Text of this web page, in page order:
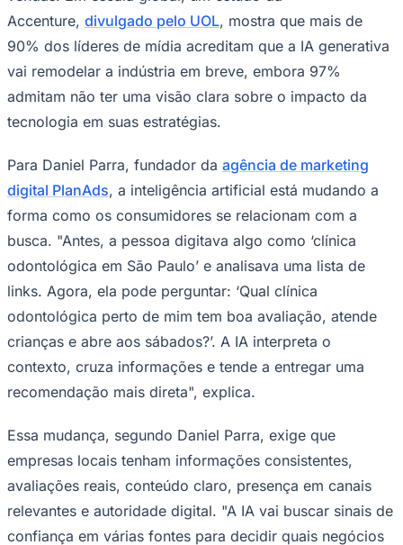
Libertadores
Sul-Americana
Copa América
Champions League
Premier League
La Liga
Bundesliga
Mundial 2026
Times - Ir direto
Accenture, divulgado pelo UOL, mostra que mais de
90% dos líderes de mídia acreditam que a IA generativa
vai remodelar a indústria em breve, embora 97%
admitam não ter uma visão clara sobre o impacto da
tecnologia em suas estratégias.
Para Daniel Parra, fundador da agência de marketing
digital PlanAds, a inteligência artificial está mudando a
forma como os consumidores se relacionam com a
busca. "Antes, a pessoa digitava algo como ‘clínica
odontológica em São Paulo’ e analisava uma lista de
links. Agora, ela pode perguntar: ‘Qual clínica
odontológica perto de mim tem boa avaliação, atende
crianças e abre aos sábados?’. A IA interpreta o
contexto, cruza informações e tende a entregar uma
recomendação mais direta", explica.
Essa mudança, segundo Daniel Parra, exige que
empresas locais tenham informações consistentes,
avaliações reais, conteúdo claro, presença em canais
relevantes e autoridade digital. "A IA vai buscar sinais de
confiança em várias fontes para decidir quais negócios